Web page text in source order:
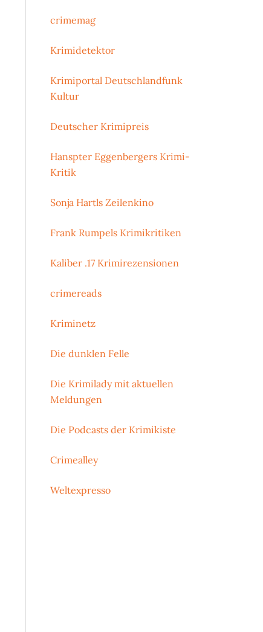
crimemag
Krimidetektor
Krimiportal Deutschlandfunk
Kultur
Deutscher Krimipreis
Hanspter Eggenbergers Krimi-
Kritik
Sonja Hartls Zeilenkino
Frank Rumpels Krimikritiken
Kaliber .17 Krimirezensionen
crimereads
Kriminetz
Die dunklen Felle
Die Krimilady mit aktuellen
Meldungen
Die Podcasts der Krimikiste
Crimealley
Weltexpresso